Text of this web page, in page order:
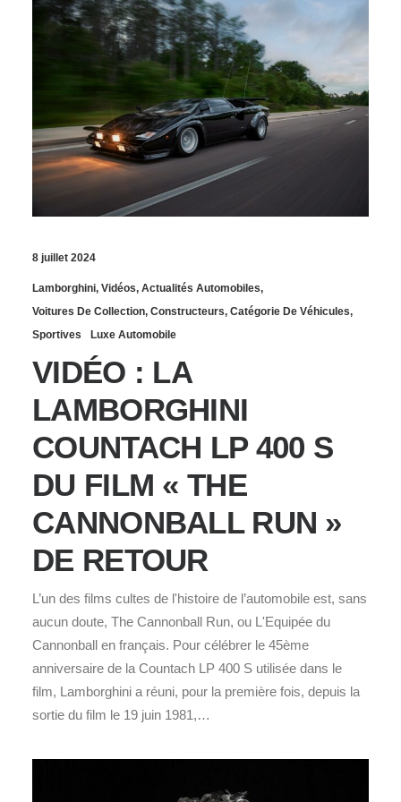
8 juillet 2024
Lamborghini, Vidéos, Actualités Automobiles,
Voitures De Collection, Constructeurs, Catégorie De Véhicules,
Sportives
Luxe Automobile
VIDÉO : LA
LAMBORGHINI
COUNTACH LP 400 S
DU FILM « THE
CANNONBALL RUN »
DE RETOUR
L’un des films cultes de l'histoire de l’automobile est, sans
aucun doute, The Cannonball Run, ou L'Equipée du
Cannonball en français. Pour célébrer le 45ème
anniversaire de la Countach LP 400 S utilisée dans le
film, Lamborghini a réuni, pour la première fois, depuis la
sortie du film le 19 juin 1981,…